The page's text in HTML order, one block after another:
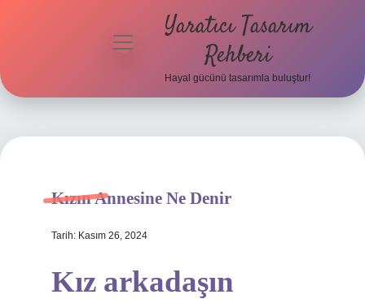
menüyü
Yaratıcı Tasarım
Rehberi
Hayal gücünü tasarımla buluştur!
Kızın Annesine Ne Denir
Tarih: Kasım 26, 2024
Kız arkadaşın